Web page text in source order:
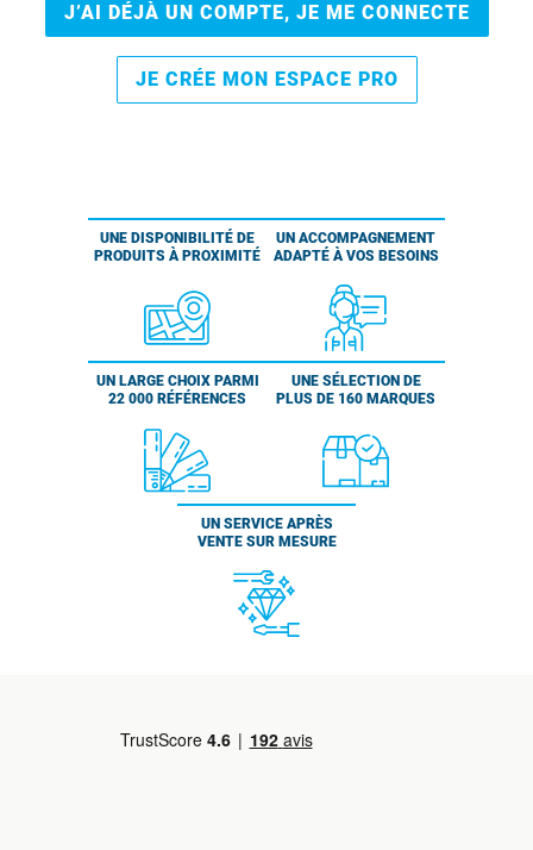
J’AI DÉJÀ UN COMPTE, JE ME CONNECTE
JE CRÉE MON ESPACE PRO
UNE DISPONIBILITÉ DE
PRODUITS À PROXIMITÉ
UN ACCOMPAGNEMENT
ADAPTÉ À VOS BESOINS
UN LARGE CHOIX PARMI
22 000 RÉFÉRENCES
UNE SÉLECTION DE
PLUS DE 160 MARQUES
UN SERVICE APRÈS
VENTE SUR MESURE